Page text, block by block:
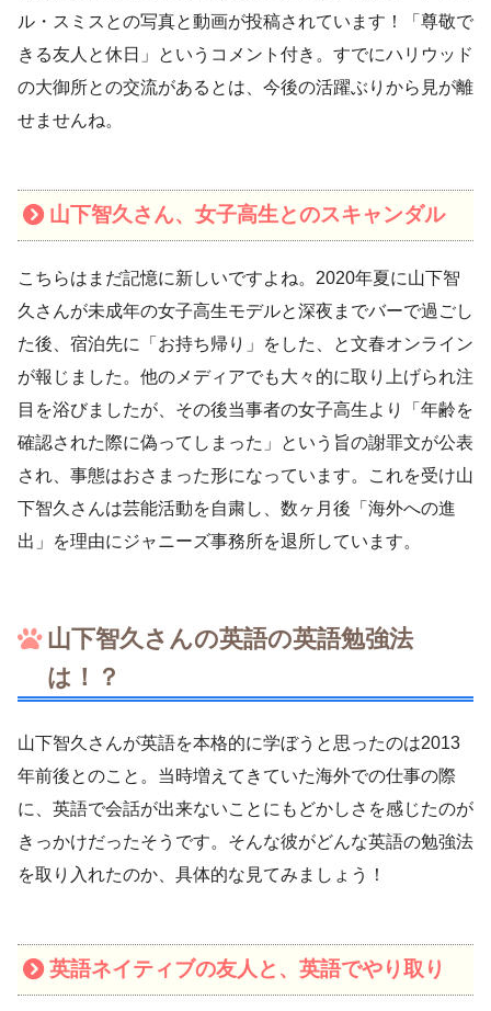
ル・スミスとの写真と動画が投稿されています！「尊敬で
きる友人と休日」というコメント付き。すでにハリウッド
の大御所との交流があるとは、今後の活躍ぶりから見が離
せませんね。
山下智久さん、女子高生とのスキャンダル
こちらはまだ記憶に新しいですよね。2020年夏に山下智
久さんが未成年の女子高生モデルと深夜までバーで過ごし
た後、宿泊先に「お持ち帰り」をした、と文春オンライン
が報じました。他のメディアでも大々的に取り上げられ注
目を浴びましたが、その後当事者の女子高生より「年齢を
確認された際に偽ってしまった」という旨の謝罪文が公表
され、事態はおさまった形になっています。これを受け山
下智久さんは芸能活動を自粛し、数ヶ月後「海外への進
出」を理由にジャニーズ事務所を退所しています。
山下智久さんの英語の英語勉強法
は！？
山下智久さんが英語を本格的に学ぼうと思ったのは2013
年前後とのこと。当時増えてきていた海外での仕事の際
に、英語で会話が出来ないことにもどかしさを感じたのが
きっかけだったそうです。そんな彼がどんな英語の勉強法
を取り入れたのか、具体的な見てみましょう！
英語ネイティブの友人と、英語でやり取り